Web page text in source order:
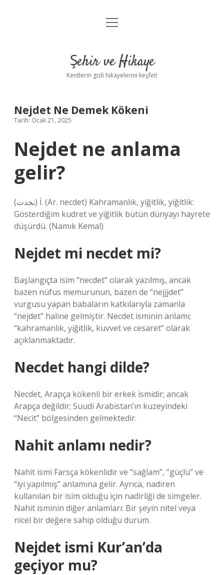
Anasayfa
Yasal Uyarı
menüyü
Şehir ve Hikaye
Kentlerin gizli hikayelerini keşfet!
Nejdet Ne Demek Kökeni
Tarih: Ocak 21, 2025
Nejdet ne anlama
gelir?
(ﻧﺠﺪﺕ) İ. (Ar. necdet) Kahramanlık, yiğitlik, yiğitlik:
Gösterdiğim kudret ve yiğitlik bütün dünyayı hayrete
düşürdü. (Namık Kemal)
Nejdet mi necdet mi?
Başlangıçta isim “necdet” olarak yazılmış, ancak
bazen nüfus memurunun, bazen de “nejjjdet”
vurgusu yapan babaların katkılarıyla zamanla
“nejdet” haline gelmiştir. Necdet isminin anlamı;
“kahramanlık, yiğitlik, kuvvet ve cesaret” olarak
açıklanmaktadır.
Necdet hangi dilde?
Necdet, Arapça kökenli bir erkek ismidir; ancak
Arapça değildir; Suudi Arabistan’ın kuzeyindeki
“Necit” bölgesinden gelmektedir.
Nahit anlamı nedir?
Nahit ismi Farsça kökenlidir ve “sağlam”, “güçlü” ve
“iyi yapılmış” anlamına gelir. Ayrıca, nadiren
kullanılan bir isim olduğu için nadirliği de simgeler.
Nahit isminin diğer anlamları: Bir şeyin nitel veya
nicel bir değere sahip olduğu durum.
Nejdet ismi Kur’an’da
geçiyor mu?